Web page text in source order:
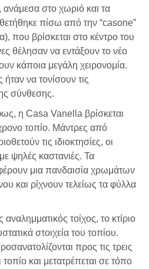
ανάμεσα στο χωριό και τα
πίσω από την “casone”
που βρίσκεται στο κέντρο του
θέλησαν να εντάξουν το νέο
κάποια μεγάλη χειρονομία.
να τονίσουν τις
σύνθεσης.
η Casa Vanella βρίσκεται
τοπίο. Μάντρες από
τις ιδιοκτησίες, οι
ψηλές καστανιές. Τα
μια πανδαισία χρωμάτων
και ρίχνουν τελείως τα φύλλα
τοίχος, το κτίριο
στοιχεία του τοπίου.
προς τις τρεις
τοπίο και μετατρέπεται σε τόπο